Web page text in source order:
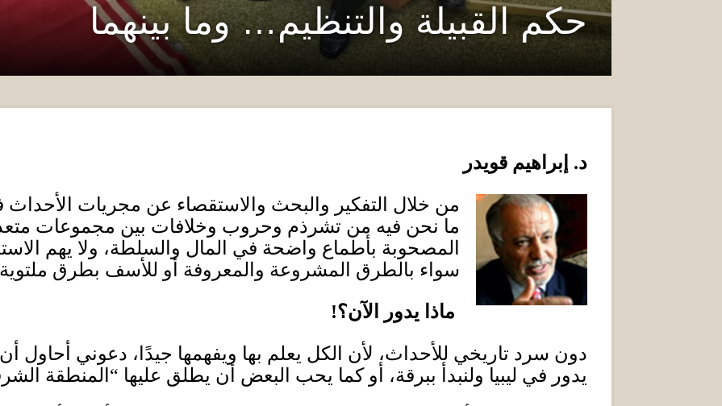
حكم القبيلة والتنظيم… وما بينهما
د. إبراهيم قويدر
من خلال التفكير والبحث والاستقصاء عن مجريات الأحداث
ما نحن فيه من تشرذم وحروب وخلافات بين مجموعات
المصحوبة بأطماع واضحة في المال والسلطة، ولا يهم
سواء بالطرق المشروعة والمعروفة أو للأسف بطرق
ماذا يدور الآن؟!
دون سرد تاريخي للأحداث، لأن الكل يعلم بها ويفهمها جيدًا، دعوني أحاول أن
يدور في ليبيا ولنبدأ ببرقة، أو كما يحب البعض أن يطلق عليها “المنطقة